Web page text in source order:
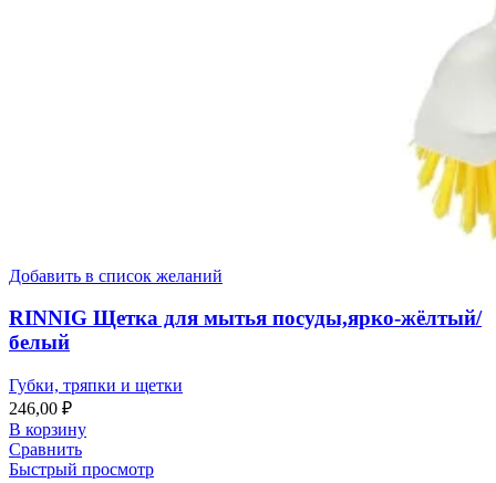
Добавить в список желаний
RINNIG Щетка для мытья посуды,ярко-жёлтый/
белый
Губки, тряпки и щетки
246,00 ₽
В корзину
Сравнить
Быстрый просмотр